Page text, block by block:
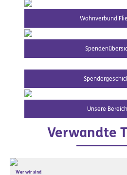
Wohnverbund
Unsere
Verwandte
Wer wir sind